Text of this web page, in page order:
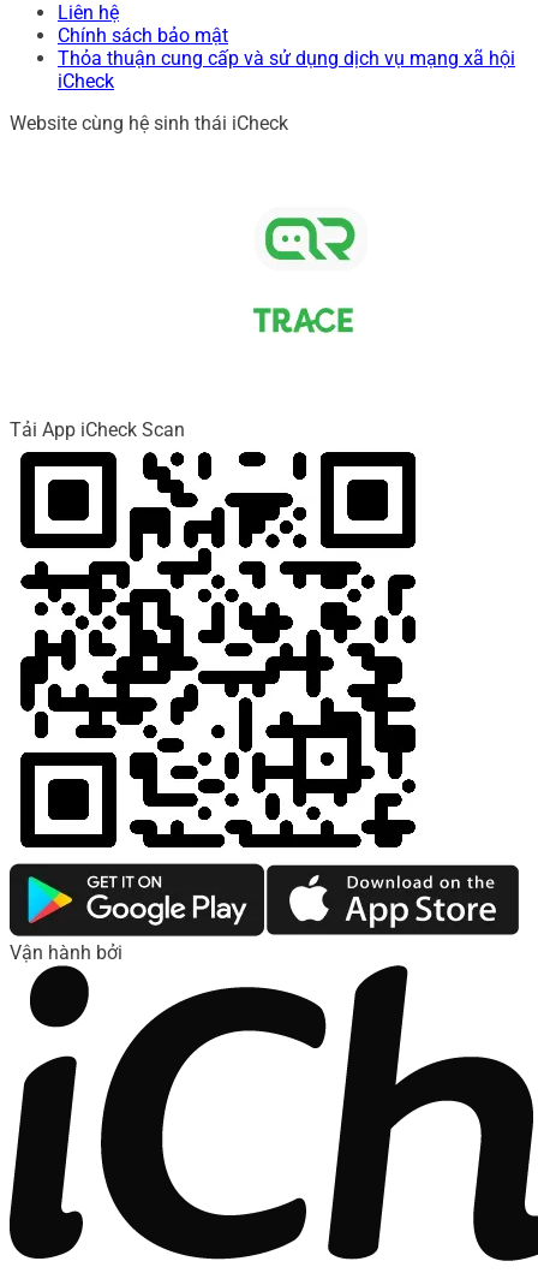
Liên hệ
Chính sách bảo mật
Thỏa thuận cung cấp và sử dụng dịch vụ mạng xã hội
iCheck
Website cùng hệ sinh thái iCheck
Tải App iCheck Scan
Vận hành bởi